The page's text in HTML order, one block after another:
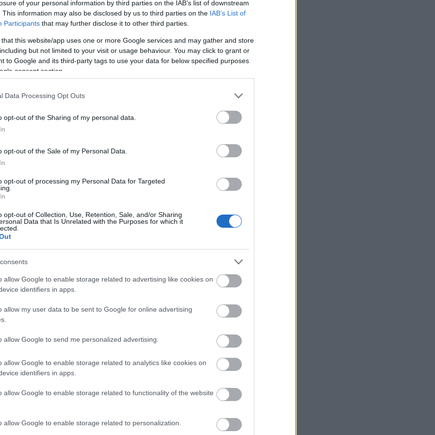
of your personal information by third parties on the IAB’s list of downstream
This information may also be disclosed by us to third parties on the IAB’s List of
Participants that may further disclose it to other third parties.
that this website/app uses one or more Google services and may gather and store
but not limited to your visit or usage behaviour. You may click to grant or
to Google and its third-party tags to use your data for below specified purposes
consent section.
Data Processing Opt Outs
opt-out of the Sharing of my personal data.
opt-out of the Sale of my Personal Data.
opt-out of processing my Personal Data for Targeted
opt-out of Collection, Use, Retention, Sale, and/or Sharing
Data that Is Unrelated with the Purposes for which it
allow Google to enable storage related to advertising like cookies on
identifiers in apps.
allow my user data to be sent to Google for online advertising
allow Google to send me personalized advertising.
allow Google to enable storage related to analytics like cookies on
identifiers in apps.
allow Google to enable storage related to functionality of the website
allow Google to enable storage related to personalization.
στο Πεκίνο οι ηγέτες των δύο
δυνάμεων.
σ' έναν άγριο εμπορικό πόλεμο με
υπέρογκους τελωνειακούς δασμούς και
επιστροφή του Τραμπ στο Λευκό Οίκο.
συνήψαν τον Οκτώβριο μια
συνέχεια της οποίας αναμένεται να
13:26 Άνοιξε η πλατφόρμα για ενισχύσεις de
13:22
Ζελένσκι: Ο ουκρανικός στρατός
έπληξε δύο διυλιστήρια πετρελαίου
στη Ρωσία
12:59
εργοστασιακές παραγγελίες -
Δεύτερος μήνας ανόδου
Η Βόρεια Κορέα εξαπέλυσε βλήμα
προς τη θάλασσα της Ιαπωνίας
έλλειψη πυρομαχικών και καταφέρεται
εναντίον των μέσων ενημέρωσης
Τα δύο σημεία στίξης που μπορεί να
αποτελούν ένδειξη ότι ένα κείμενο
λειτουργικά κέρδη τριμήνου
Ήπια άνοδος στο Χρηματιστήριο -
Μητσοτάκης στην παρουσίαση της
μας να υπαχθεί ο ΟΠΕΚΕΠΕ στην ΑΑΔΕ
δικαιώθηκε»
ευρώ και επενδύσεις σε νέο
εργοστάσιο
11:28
Παπασταύρου: Η συμφωνία
δημιουργεί νέα και ισχυρή δυναμική για
11:24
Το Πακιστάν ελπίζει πως η συμφωνία
διαπραγματεύσεις
Συνάντηση ΣΒΑΠ με κυβέρνηση: